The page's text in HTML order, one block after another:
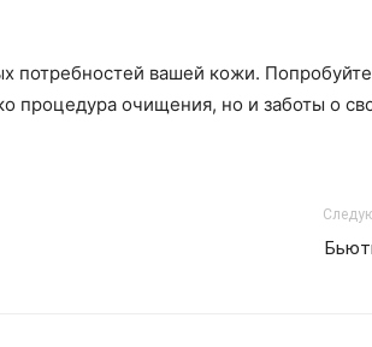
потребностей вашей кожи.
процедура очищения, но и заботы о